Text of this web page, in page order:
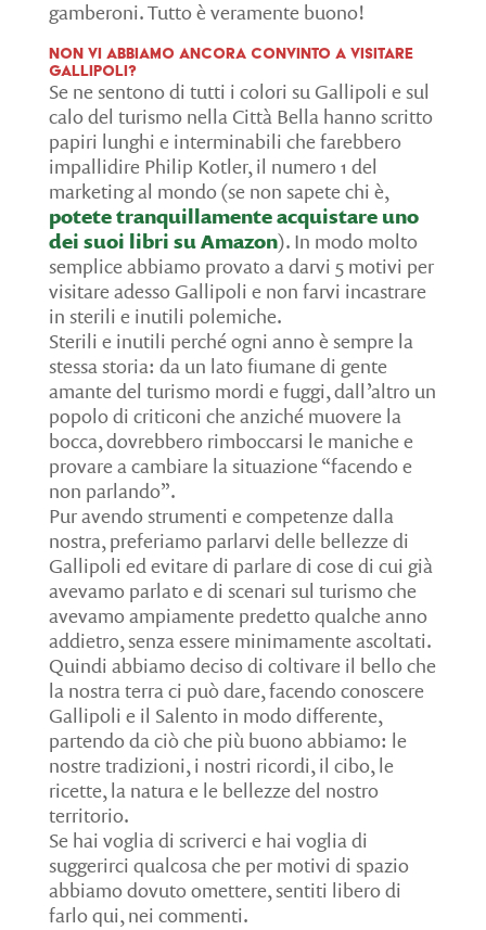
gamberoni. Tutto è veramente buono!
Non vi abbiamo ancora convinto a visitare
Gallipoli?
Se ne sentono di tutti i colori su Gallipoli e sul
calo del turismo nella Città Bella hanno scritto
papiri lunghi e interminabili che farebbero
impallidire Philip Kotler, il numero 1 del
marketing al mondo (se non sapete chi è,
potete tranquillamente acquistare uno
dei suoi libri su Amazon). In modo molto
semplice abbiamo provato a darvi 5 motivi per
visitare adesso Gallipoli e non farvi incastrare
in sterili e inutili polemiche.
Sterili e inutili perché ogni anno è sempre la
stessa storia: da un lato fiumane di gente
amante del turismo mordi e fuggi, dall’altro un
popolo di criticoni che anziché muovere la
bocca, dovrebbero rimboccarsi le maniche e
provare a cambiare la situazione “facendo e
non parlando”.
Pur avendo strumenti e competenze dalla
nostra, preferiamo parlarvi delle bellezze di
Gallipoli ed evitare di parlare di cose di cui già
avevamo parlato e di scenari sul turismo che
avevamo ampiamente predetto qualche anno
addietro, senza essere minimamente ascoltati.
Quindi abbiamo deciso di coltivare il bello che
la nostra terra ci può dare, facendo conoscere
Gallipoli e il Salento in modo differente,
partendo da ciò che più buono abbiamo: le
nostre tradizioni, i nostri ricordi, il cibo, le
ricette, la natura e le bellezze del nostro
territorio.
Se hai voglia di scriverci e hai voglia di
suggerirci qualcosa che per motivi di spazio
abbiamo dovuto omettere, sentiti libero di
farlo qui, nei commenti.